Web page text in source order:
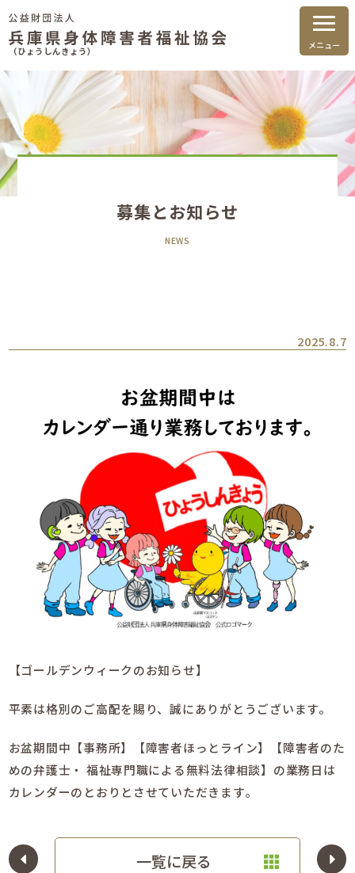
（ひょうしんきょう）
メニュー
募集とお知らせ
NEWS
2025.8.7
【ゴールデンウィークのお知らせ】
平素は格別のご高配を賜り、誠にありがとうございます。
お盆期間中【事務所】【障害者ほっとライン】【障害者のた
めの弁護士・ 福祉専門職による無料法律相談】の業務日は
カレンダーのとおりとさせていただきます。
一覧に戻る